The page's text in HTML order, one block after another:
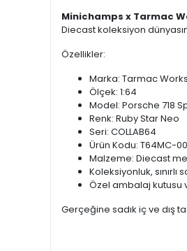
Minichamps x Tarmac
Diecast koleksiyon
Özellikler:
Marka: Tarmac
Ölçek: 1:64
Model: Porsche 718
Renk: Ruby Star Neo
Seri: COLLAB64
Ürün Kodu: T64MC-
Malzeme: Diecast
Koleksiyonluk, sınırlı
Özel ambalaj kutusu
Gerçeğine sadık iç ve dış